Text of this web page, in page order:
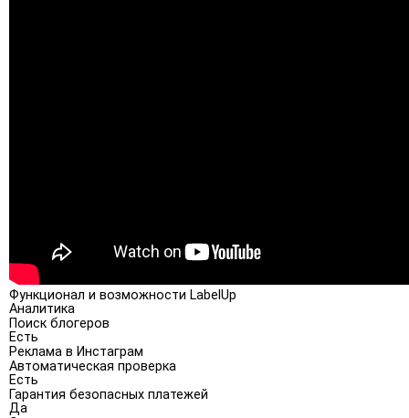
Функционал и возможности LabelUp
Аналитика
Поиск блогеров
Есть
Реклама в Инстаграм
Автоматическая проверка
Есть
Гарантия безопасных платежей
Да